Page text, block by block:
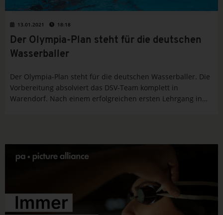
13.01.2021 18:18
Der Olympia-Plan steht für die deutschen
Wasserballer
Der Olympia-Plan steht für die deutschen Wasserballer. Die
Vorbereitung absolviert das DSV-Team komplett in
Warendorf. Nach einem erfolgreichen ersten Lehrgang in